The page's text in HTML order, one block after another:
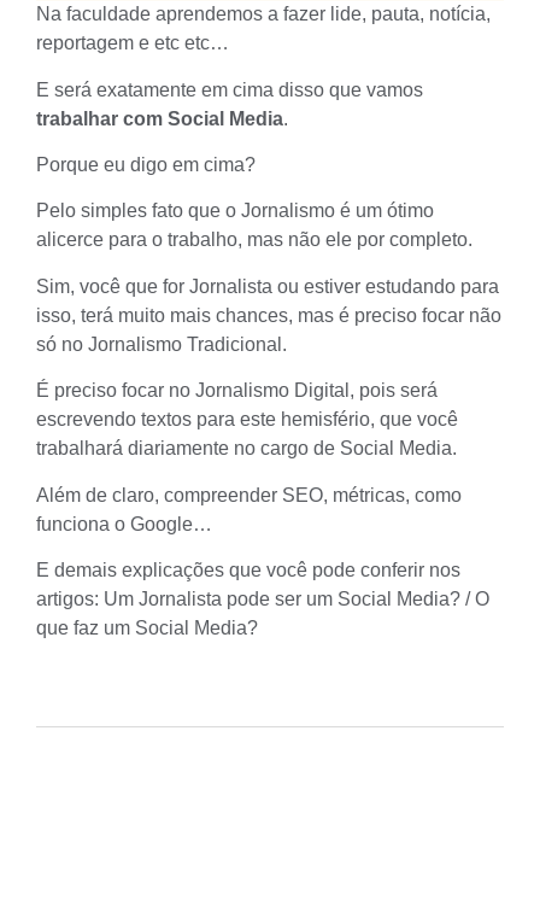
Na faculdade aprendemos a fazer lide, pauta, notícia,
reportagem e etc etc…
E será exatamente em cima disso que vamos
trabalhar com Social Media.
Porque eu digo em cima?
Pelo simples fato que o Jornalismo é um ótimo
alicerce para o trabalho, mas não ele por completo.
Sim, você que for Jornalista ou estiver estudando para
isso, terá muito mais chances, mas é preciso focar não
só no Jornalismo Tradicional.
É preciso focar no Jornalismo Digital, pois será
escrevendo textos para este hemisfério, que você
trabalhará diariamente no cargo de Social Media.
Além de claro, compreender SEO, métricas, como
funciona o Google…
E demais explicações que você pode conferir nos
artigos: Um Jornalista pode ser um Social Media? / O
que faz um Social Media?